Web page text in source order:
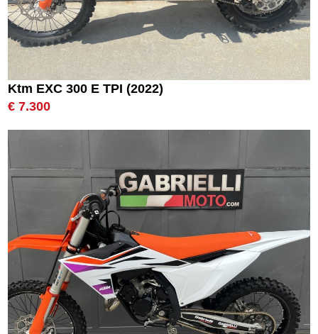
Ktm EXC 300 E TPI (2022)
€ 7.300